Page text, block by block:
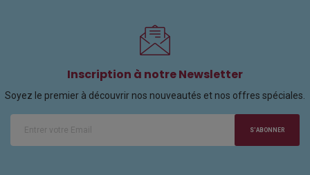
Inscription à notre Newsletter
Soyez le premier à découvrir nos nouveautés et nos offres spéciales.
S'ABONNER